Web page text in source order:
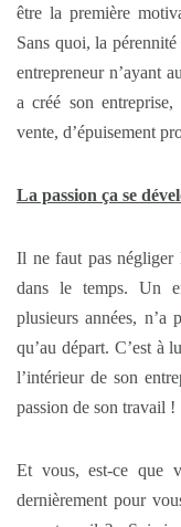
être la première
Sans quoi, la
entrepreneur n’ayant
a créé son
vente, d’épuisement
La passion ça se
Il ne faut pas négliger
dans le temps. Un
plusieurs années, n’a
qu’au départ. C’est à
l’intérieur de son
passion de son travail !
Et vous, est-ce que
dernièrement pour